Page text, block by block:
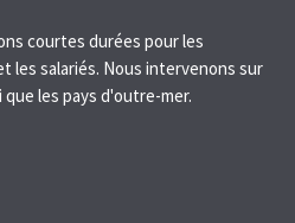
courtes durées pour les
les salariés. Nous intervenons sur
les pays d'outre-mer.